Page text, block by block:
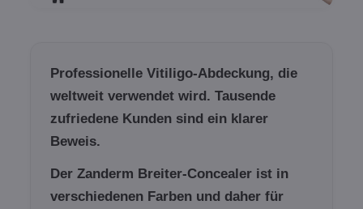
Professionelle Vitiligo-Abdeckung, die
weltweit verwendet wird. Tausende
zufriedene Kunden sind ein klarer
Beweis.
Der Zanderm Breiter-Concealer ist in
verschiedenen Farben und daher für